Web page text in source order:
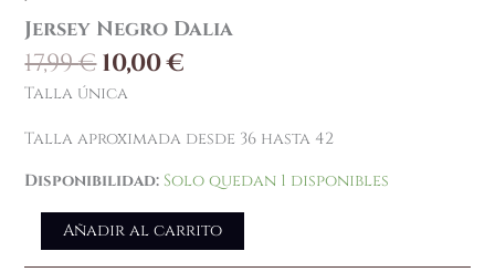
Jersey Negro Dalia
17,99€10,00€
Talla única
Talla aproximada desde 36 hasta 42
Disponibilidad: Solo quedan 1 disponibles
Añadir al carrito